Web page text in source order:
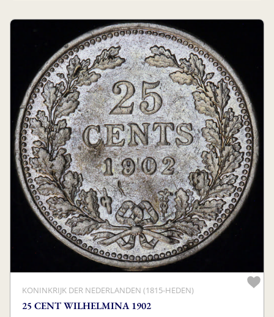
KONINKRIJK DER NEDERLANDEN (1815-HEDEN)
25 CENT WILHELMINA 1902